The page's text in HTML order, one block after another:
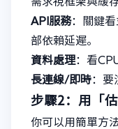
API服務：關鍵
部依賴延遲。
資料處理：看
長連線/即時：要
步驟2：用「
你可以用簡單方